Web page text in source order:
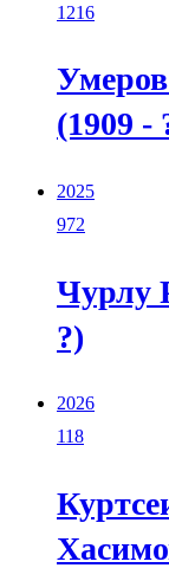
1216
(1909 -
2025
972
Чурлу
?)
2026
118